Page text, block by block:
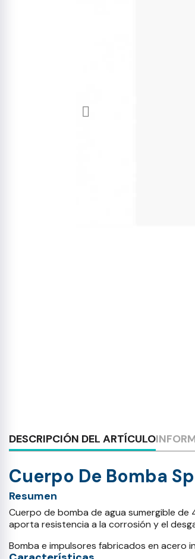
DESCRIPCIÓN DEL ARTÍCULO
Cuerpo De Bomba
Resumen
Cuerpo de bomba de agua sumergible
aporta resistencia a la corrosión y el
Bomba e impulsores fabricados en acero